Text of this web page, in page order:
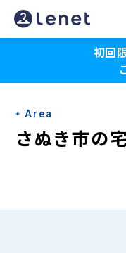
さ
ぬ
市
の
宅
初回
Area
さぬき市の